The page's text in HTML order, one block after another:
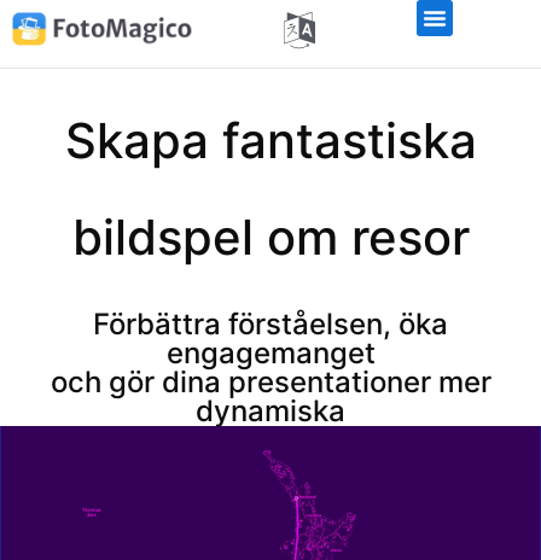
Skapa fantastiska
bildspel om resor
Förbättra förståelsen, öka
engagemanget
och gör dina presentationer mer
dynamiska